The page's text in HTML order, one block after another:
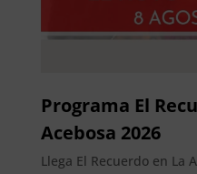
Programa El
Acebosa 2026
Llega El Recuerdo en La